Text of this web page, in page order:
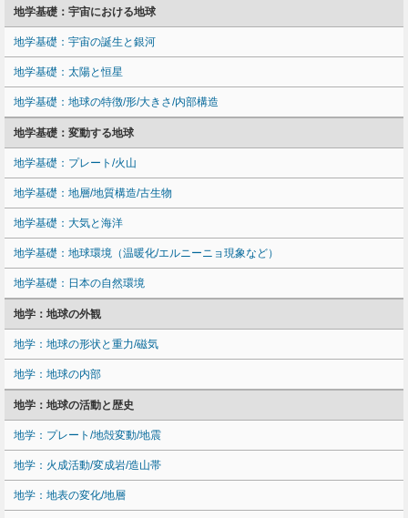
地学基礎：宇宙における地球
地学基礎：宇宙の誕生と銀河
地学基礎：太陽と恒星
地学基礎：地球の特徴/形/大きさ/内部構造
地学基礎：変動する地球
地学基礎：プレート/火山
地学基礎：地層/地質構造/古生物
地学基礎：大気と海洋
地学基礎：地球環境（温暖化/エルニーニョ現象など）
地学基礎：日本の自然環境
地学：地球の外観
地学：地球の形状と重力/磁気
地学：地球の内部
地学：地球の活動と歴史
地学：プレート/地殻変動/地震
地学：火成活動/変成岩/造山帯
地学：地表の変化/地層